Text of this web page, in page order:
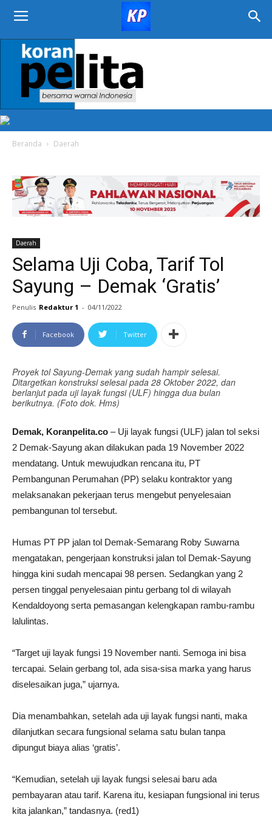
KORAN
PELITA
Beranda Daerah
Daerah
Selama Uji Coba, Tarif Tol
Sayung – Demak ‘Gratis’
Penulis Redaktur 1 - 04/11/2022
Facebook Twitter
Proyek tol Sayung-Demak yang sudah hampir selesai.
Ditargetkan konstruksi selesai pada 28 Oktober 2022, dan
berlanjut pada uji layak fungsi (ULF) hingga dua bulan
berikutnya. (Foto dok. Hms)
Demak, Koranpelita.co – Uji layak fungsi (ULF) jalan tol seksi
2 Demak-Sayung akan dilakukan pada 19 November 2022
mendatang. Untuk mewujudkan rencana itu, PT
Pembangunan Perumahan (PP) selaku kontraktor yang
melaksanakan pekerjaan terus mengebut penyelesaian
pembangunan tol tersebut.
Humas PT PP jalan tol Demak-Semarang Roby Suwarna
mengatakan, pengerjaan konstruksi jalan tol Demak-Sayung
hingga kini sudah mencapai 98 persen. Sedangkan yang 2
persen tinggal penyelesaian pintu gerbang tol di wilayah
Kendaldoyong serta pemasangan kelengkapan rambu-rambu
lalulintas.
“Target uji layak fungsi 19 November nanti. Semoga ini bisa
tercapai. Selain gerbang tol, ada sisa-sisa marka yang harus
diselesaikan juga,” ujarnya.
Dia menambahkan, setelah ada uji layak fungsi nanti, maka
dilanjutkan secara fungsional selama satu bulan tanpa
dipungut biaya alias ‘gratis’.
“Kemudian, setelah uji layak fungsi selesai baru ada
pembayaran atau tarif. Karena itu, kesiapan fungsional ini terus
kita jalankan,” tandasnya. (red1)